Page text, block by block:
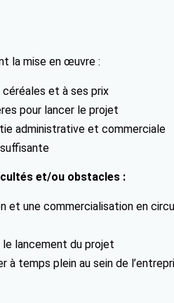
la mise en œuvre :
céréales et à ses prix
pour lancer le projet
administrative et commerciale
et/ou obstacles :
et une commercialisation en
le lancement du projet
à temps plein au sein de